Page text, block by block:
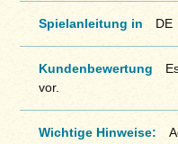
Spielanleitung in DE
Kundenbewertung
vor.
Wichtige Hinweise: